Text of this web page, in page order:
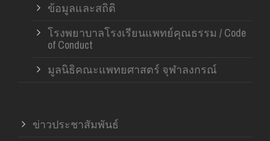
ข้อมูลและสถิติ
โรงพยาบาลโรงเรียนแพทย์คุณธรรม / Code
of Conduct
มูลนิธิคณะแพทยศาสตร์ จุฬาลงกรณ์
ข่าวประชาสัมพันธ์